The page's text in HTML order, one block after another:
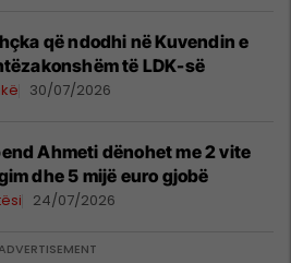
që ndodhi në Kuvendin e
të LDK-së
30/07/2026
Ahmeti dënohet me 2 vite
dhe 5 mijë euro gjobë
24/07/2026